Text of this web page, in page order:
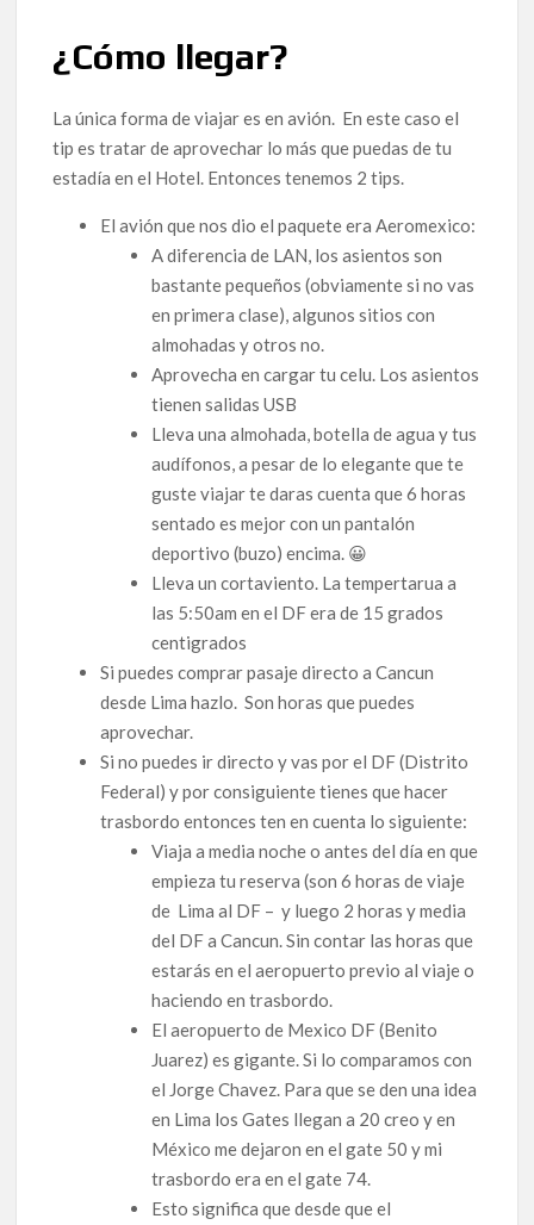
¿Cómo llegar?
La única forma de viajar es en avión. En este caso el
tip es tratar de aprovechar lo más que puedas de tu
estadía en el Hotel. Entonces tenemos 2 tips.
El avión que nos dio el paquete era Aeromexico:
A diferencia de LAN, los asientos son
bastante pequeños (obviamente si no vas
en primera clase), algunos sitios con
almohadas y otros no.
Aprovecha en cargar tu celu. Los asientos
tienen salidas USB
Lleva una almohada, botella de agua y tus
audífonos, a pesar de lo elegante que te
guste viajar te daras cuenta que 6 horas
sentado es mejor con un pantalón
deportivo (buzo) encima. 😀
Lleva un cortaviento. La tempertarua a
las 5:50am en el DF era de 15 grados
centigrados
Si puedes comprar pasaje directo a Cancun
desde Lima hazlo. Son horas que puedes
aprovechar.
Si no puedes ir directo y vas por el DF (Distrito
Federal) y por consiguiente tienes que hacer
trasbordo entonces ten en cuenta lo siguiente:
Viaja a media noche o antes del día en que
empieza tu reserva (son 6 horas de viaje
de Lima al DF – y luego 2 horas y media
del DF a Cancun. Sin contar las horas que
estarás en el aeropuerto previo al viaje o
haciendo en trasbordo.
El aeropuerto de Mexico DF (Benito
Juarez) es gigante. Si lo comparamos con
el Jorge Chavez. Para que se den una idea
en Lima los Gates llegan a 20 creo y en
México me dejaron en el gate 50 y mi
trasbordo era en el gate 74.
Esto significa que desde que el